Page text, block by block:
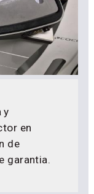
y
en
de
garantia.